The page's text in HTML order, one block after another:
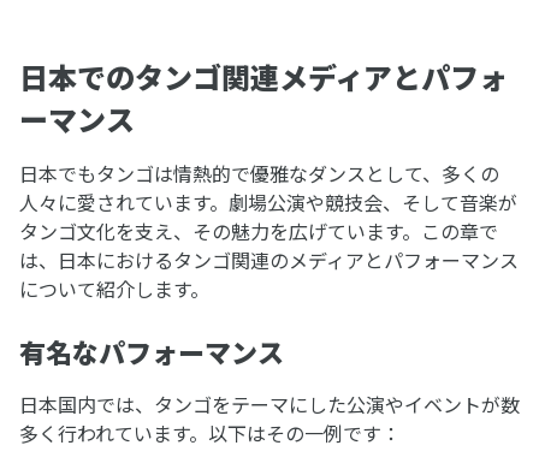
日本でのタンゴ関連メディアとパフォ
ーマンス
日本でもタンゴは情熱的で優雅なダンスとして、多くの
人々に愛されています。劇場公演や競技会、そして音楽が
タンゴ文化を支え、その魅力を広げています。この章で
は、日本におけるタンゴ関連のメディアとパフォーマンス
について紹介します。
有名なパフォーマンス
日本国内では、タンゴをテーマにした公演やイベントが数
多く行われています。以下はその一例です：